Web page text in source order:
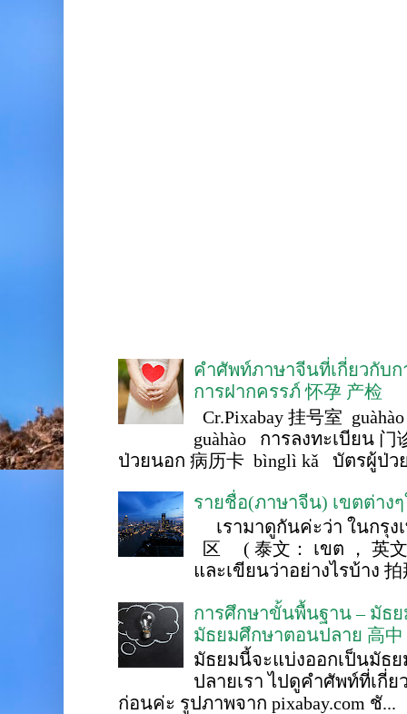
คำศัพท์ภาษาจีนที่เกี่ยวกับ
การฝากครรภ์ 怀孕 产检
Cr.Pixabay 挂号室
guàhào การลงทะเบียน 门
ป่วยนอก 病历卡 bìnglì kǎ บัตรผู้ป่ว
รายชื่อ(ภาษาจีน) เขตต่าง
เรามาดูกันค่ะว่า ในกรุง
区 ( 泰文： เขต ， 英
และเขียนว่าอย่างไรบ้าง 拍
การศึกษาขั้นพื้นฐาน – มัธ
มัธยมศึกษาตอนปลาย 高中
มัธยมนี้จะแบ่งออกเป็นมัธ
ปลายเรา ไปดูคำศัพท์ที่เกี่
ก่อนค่ะ รูปภาพจาก pixabay.com ชั...